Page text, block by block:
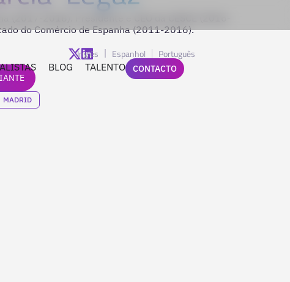
BLOG TALENTO
Inglês Espanhol Português
CONTACTO
(2017-2018). Presidente e CEO da CESCE (2016-
do Comércio de Espanha (2011-2016).
MADRID